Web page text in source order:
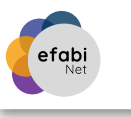
springen